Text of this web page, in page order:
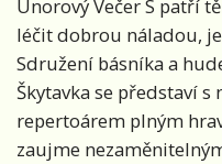
Únorový Večer S patří
léčit dobrou náladou,
Sdružení básníka a
Škytavka se představí
repertoárem plným
zaujme